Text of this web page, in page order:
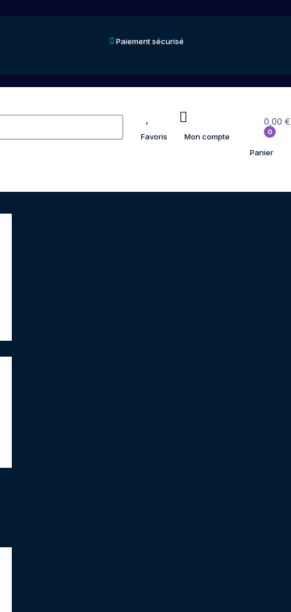
Paiement sécurisé
Favoris Mon compte
0,00 €
0
Panier